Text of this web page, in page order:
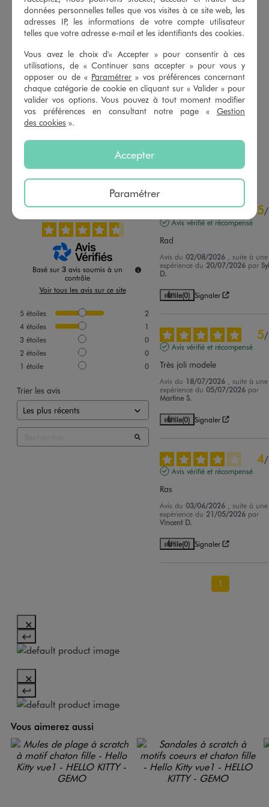
Robe sans manches en jersey de coton imprimé fille
5,99 €
-50% sur le 2ème produit d'été
4.5/5 de moyenne
(54 avis)
AU PANIER
Imperméable à capuche avec imprimé animé fille qui change de couleur sous la pluie
27,99 €
4.7/5
Basé sur 3 avis soumis à un
contrôle
Voir tous les avis sur ce site
5 étoiles
2
4 étoiles
1
3 étoiles
0
2 étoiles
0
1 étoile 0
Trier les avis
5/
Avis vérifié et récompensé
Rad
Avis du02/08/2026
, suite à une
expérience du 20/07/2026 par
D.
Utile(0) Signaler
5/
Avis vérifié et récompensé
Très joli modele
Avis du 18/07/2026
, suite à une
expérience du05/07/2026 par
Martine S.
Utile(0) Signaler
4/
Avis vérifié et récompensé
Ras
Avis du03/06/2026
, suite à une
expérience du 21/05/2026 par
Vincent D.
Utile(0) Signaler
1
Vous aimerez aussi
données personnelles telles que vos visites à ce site web, les
adresses IP, les informations de votre compte utilisateur
telles que votre adresse e-mail et les identifiants des cookies.
Vous avez le choix d'« Accepter » pour consentir à ces
utilisations, de « Continuer sans accepter » pour vous y
opposer ou de « Paramétrer » vos préférences concernant
chaque catégorie de cookie en cliquant sur « Valider » pour
valider vos options. Vous pouvez à tout moment modifier
vos préférences en consultant notre page « Gestion
des cookies ».
Accepter
Paramétrer